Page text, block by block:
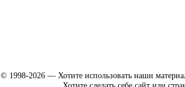
© 1998-2026 — Хотите использовать наши